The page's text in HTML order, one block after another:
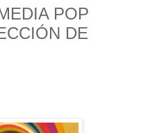
POP
DE